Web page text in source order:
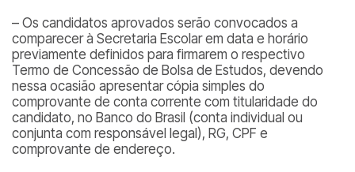
– Os candidatos aprovados serão convocados a
comparecer à Secretaria Escolar em data e horário
previamente definidos para firmarem o respectivo
Termo de Concessão de Bolsa de Estudos, devendo
nessa ocasião apresentar cópia simples do
comprovante de conta corrente com titularidade do
candidato, no Banco do Brasil (conta individual ou
conjunta com responsável legal), RG, CPF e
comprovante de endereço.